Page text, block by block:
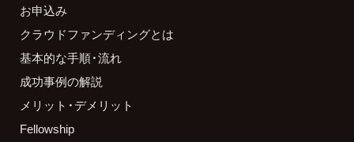
お申込み
クラウドファンディングとは
基本的な手順・流れ
成功事例の解説
メリット・デメリット
Fellowship